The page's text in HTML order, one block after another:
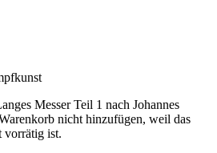
Messer Teil 1 nach Johannes
nicht hinzufügen, weil das
vorrätig ist.